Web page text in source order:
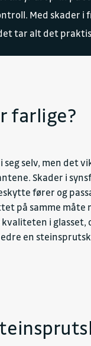
Med
tar alt det
farlige?
selv, men
Skader i
fører og
på samme
i
en